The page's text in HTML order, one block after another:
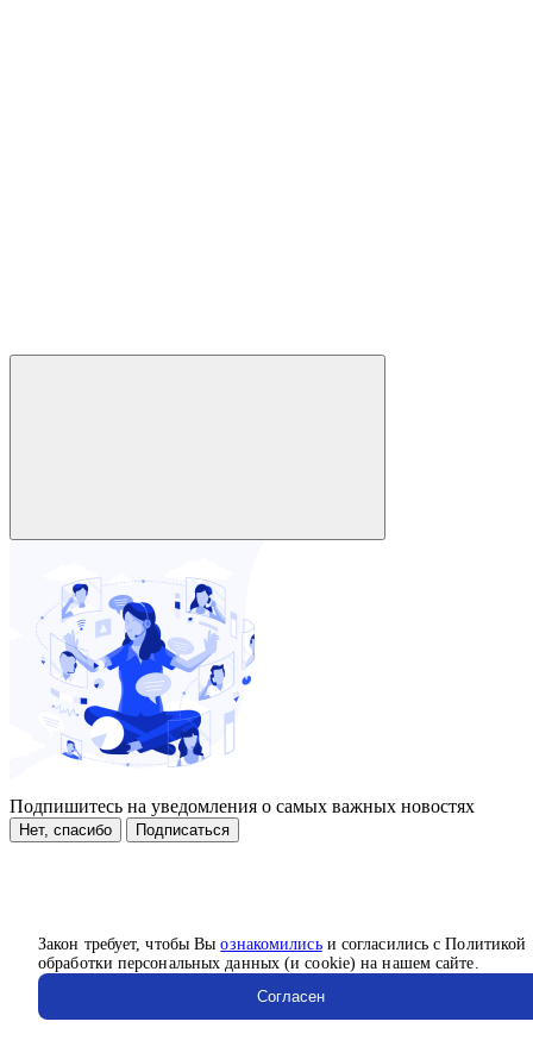
Закон требует, чтобы Выознакомилисьи согласились с Политикой
обработки персональных данных (и cookie) на нашем сайте.
Согласен
Подпишитесь на уведомления о самых важных новостях
Нет, спасибо Подписаться